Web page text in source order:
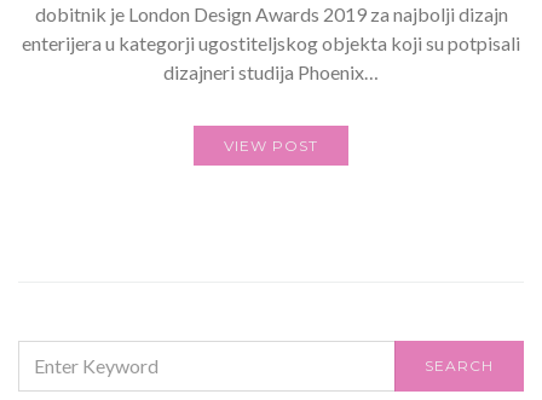
dobitnik je London Design Awards 2019 za najbolji dizajn
enterijera u kategorji ugostiteljskog objekta koji su potpisali
dizajneri studija Phoenix…
VIEW POST
FOR:
SEARCH